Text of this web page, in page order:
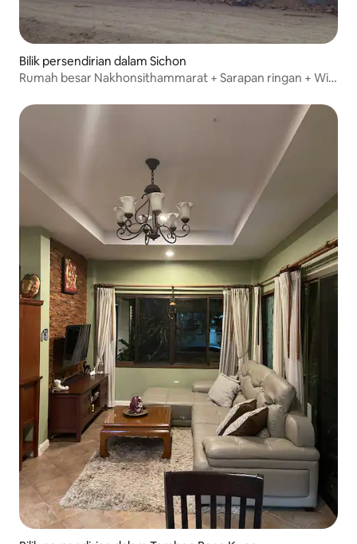
Bilik persendirian dalam Sichon
Rumah besar Nakhonsithammarat + Sarapan ringan + Wi-